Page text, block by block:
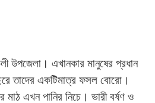
উপজেলা। এখানকার মানুষের প্রধান
তাদের একটিমাত্র ফসল বোরো।
এখন পানির নিচে। ভারী বর্ষণ ও